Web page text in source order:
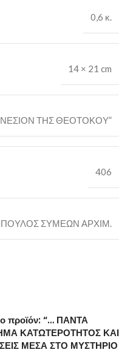
0,6 κ.
14 × 21 cm
ΤΗΣ ΘΕΟΤΟΚΟΥ”
406
ΣΥΜΕΩΝ ΑΡΧΙΜ.
προϊόν: “… ΠΑΝΤΑ
ΚΑΤΩΤΕΡΟΤΗΤΟΣ ΚΑΙ
ΜΕΣΑ ΣΤΟ ΜΥΣΤΗΡΙΟ